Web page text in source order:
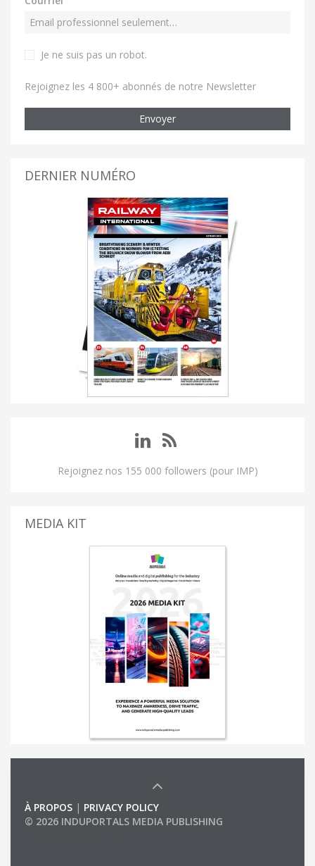
Je ne suis pas un robot.
Rejoignez les 4 800+ abonnés de notre Newsletter
Envoyer
DERNIER NUMÉRO
Rejoignez nos 155 000 followers (pour IMP)
MEDIA KIT
À PROPOS | PRIVACY POLICY
© 2026 INDUPORTALS MEDIA PUBLISHING